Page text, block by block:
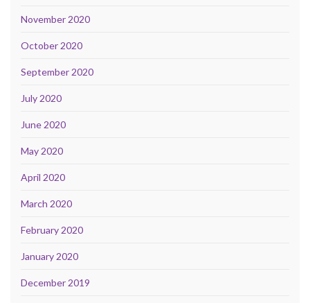
November 2020
October 2020
September 2020
July 2020
June 2020
May 2020
April 2020
March 2020
February 2020
January 2020
December 2019